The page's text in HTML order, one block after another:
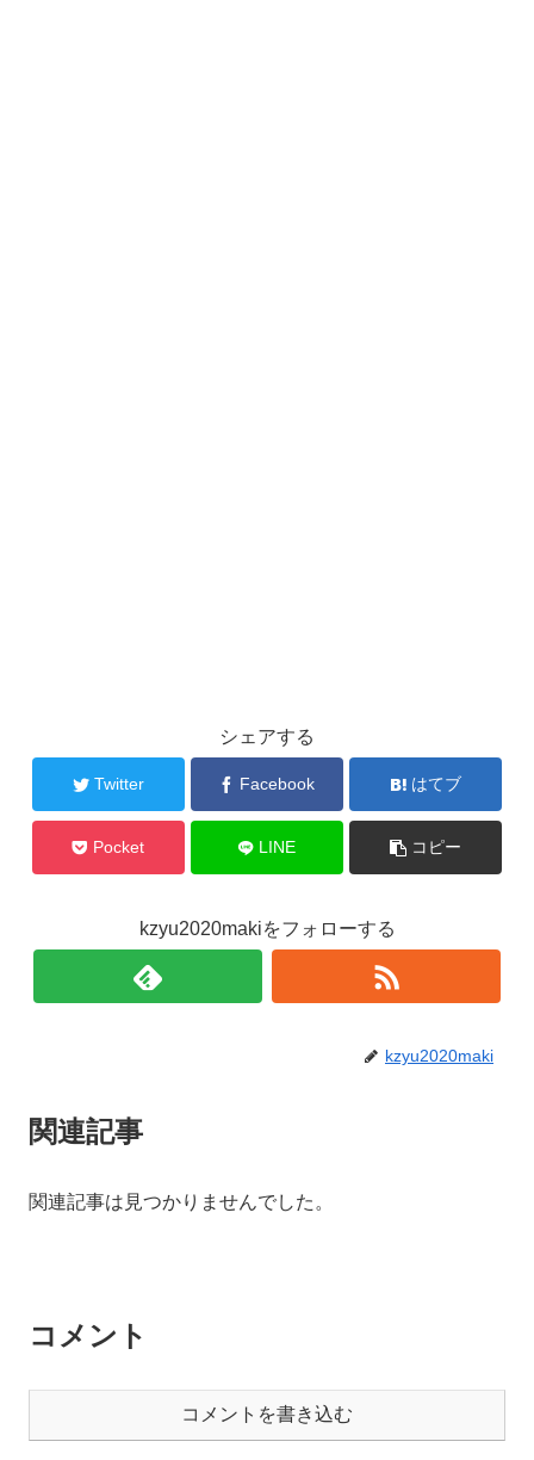
シェアする
Twitter Facebook はてブ
Pocket LINE コピー
kzyu2020makiをフォローする
kzyu2020maki
関連記事
関連記事は見つかりませんでした。
コメント
コメントを書き込む